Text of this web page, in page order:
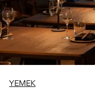
YEMEK